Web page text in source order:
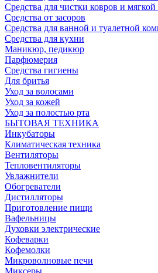
Средства для чистки ковров и
Средства от засоров
Средства для ванной и туалетной
Средства для кухни
Маникюр, педикюр
Парфюмерия
Средства гигиены
Для бритья
Уход за волосами
Уход за кожей
Уход за полостью рта
БЫТОВАЯ ТЕХНИКА
Инкубаторы
Климатическая техника
Вентиляторы
Тепловентиляторы
Увлажнители
Обогреватели
Дистилляторы
Приготовление пищи
Вафельницы
Духовки электрические
Кофеварки
Кофемолки
Микроволновые печи
Миксеры